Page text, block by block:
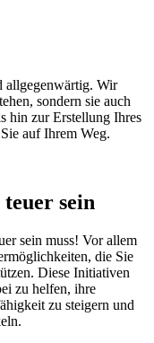
allgegenwärtig. Wir
sondern sie auch
hin zur Erstellung Ihres
auf Ihrem Weg.
sein
sein muss! Vor allem
die Sie
Diese Initiativen
zu helfen, ihre
zu steigern und